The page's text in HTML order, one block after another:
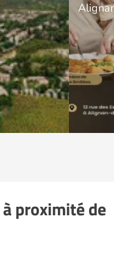
proximité de